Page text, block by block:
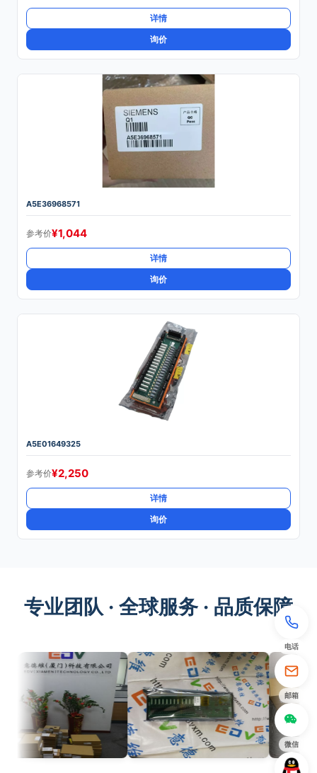
详情
询价
A5E36968571
参考价¥1,044
详情
询价
A5E01649325
参考价¥2,250
详情
询价
专业团队 · 全球服务 · 品质保障
电话
邮箱
微信